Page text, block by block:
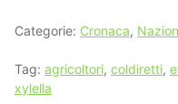
Categorie: Cronaca,
Tag: agricoltori, coldiretti,
xylella